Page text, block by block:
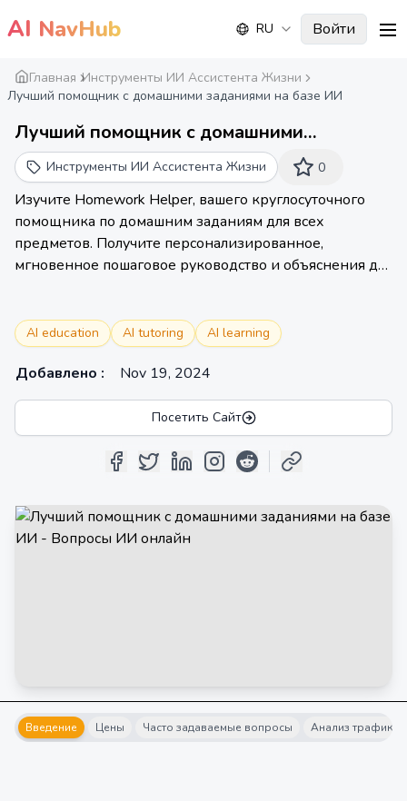
AI NavHub RU Войти
Главная Инструменты ИИ Ассистента Жизни
Лучший помощник с домашними заданиями на базе ИИ
Лучший помощник с домашними
заданиями на базе ИИ - Вопросы ИИ
онлайн
Инструменты ИИ Ассистента Жизни 0
Изучите Homework Helper, вашего круглосуточного
помощника по домашним заданиям для всех
предметов. Получите персонализированное,
мгновенное пошаговое руководство и объяснения для
AI education AI tutoring AI learning
Добавлено : Nov 19, 2024
Посетить Сайт
Введение Цены Часто задаваемые вопросы Анализ трафика